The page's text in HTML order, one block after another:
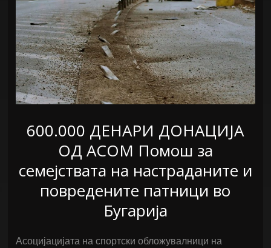
600.000 ДЕНАРИ ДОНАЦИЈА
ОД АСОМ Помош за
семејствата на настраданите и
повредените патници во
Бугарија
Асоцијацијата на спортски обложувалници на